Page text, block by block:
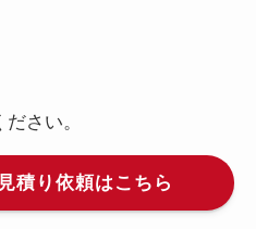
さい。
見積り依頼はこちら